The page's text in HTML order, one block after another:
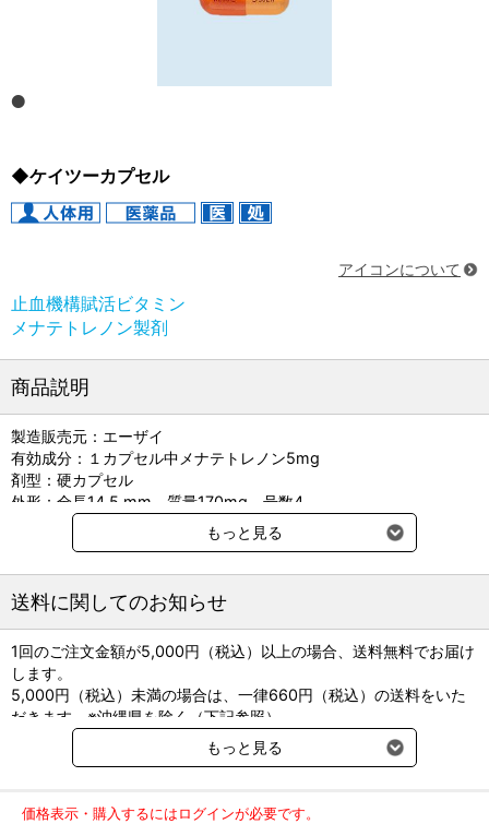
◆ケイツーカプセル
アイコンについて
止血機構賦活ビタミン
メナテトレノン製剤
商品説明
製造販売元：エーザイ
有効成分：１カプセル中メナテトレノン5mg
剤型：硬カプセル
外形：全長14.5 mm、質量170mg、号数4
色：カプセル：上半分 黄赤色不透明、下半分 淡黄赤色不透明
内容物：淡黄色の粉末
もっと見る
送料に関してのお知らせ
1回のご注文金額が5,000円（税込）以上の場合、送料無料でお届け
します。
5,000円（税込）未満の場合は、一律660円（税込）の送料をいた
だきます。※沖縄県を除く（下記参照）
※2017年11月14日（火）より沖縄県へのお届けにつきましては、1
回のご注文金額（税込）が、30,000円以上で配送無料となります。
ご了承のほどよろしくお願い致します。
弊社都合でお届けが２回以上に分かれる場合の送料負担は、１回分
もっと見る
価格表示・購入するにはログインが必要です。